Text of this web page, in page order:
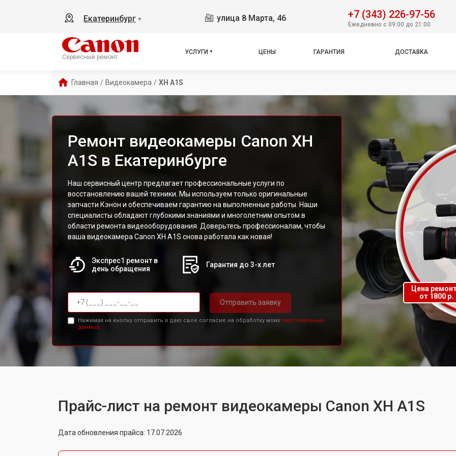
Екатеринбург ▼ улица 8 Марта, 46 +7 (343) 226-97-56
Ежедневно с 09:00 до 21:00
Сервисный ремонт
УСЛУГИ ЦЕНЫ ГАРАНТИЯ ДОСТАВКА
Главная / Видеокамера / XH A1S
Ремонт видеокамеры Canon XH
A1S в Екатеринбурге
Наш сервисный центр предлагает профессиональные услуги по
восстановлению вашей техники. Мы используем только оригинальные
запчасти Кэнон и обеспечиваем гарантию на выполненные работы. Наши
специалисты обладают глубокими знаниями и многолетним опытом в
области ремонта видеооборудования. Доверьтесь профессионалам, чтобы
ваша видеокамера Canon XH A1S снова работала как новая!
Экспрес1 ремонт в
день обращения
Гарантия до 3-х лет
Отправить заявку
Нажимая на кнопку отправить я даю свое согласие на обработку моих персональных
данных.
Цена
от 1800 р.
Прайс-лист на ремонт видеокамеры Canon XH A1S
Дата обновления прайса: 17.07.2026